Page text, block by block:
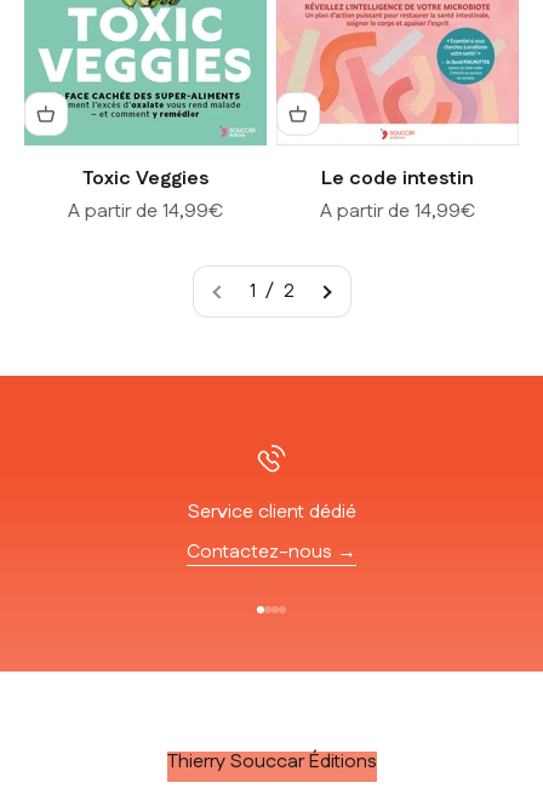
Toxic Veggies
Prix de vente
A partir de 14,99€
Le code intestin
Prix de vente
A partir de 14,99€
1 / 2
Service client dédié
Contactez-nous →
Thierry Souccar Éditions